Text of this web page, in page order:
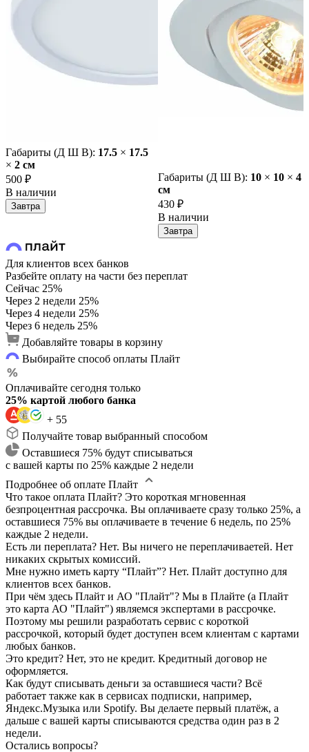
Габариты (Д Ш В): 17.5 × 17.5
× 2 cм
500 ₽
В наличии
Завтра
Габариты (Д Ш В): 10 × 10 × 4
cм
430 ₽
В наличии
Завтра
Для клиентов всех банков
Разбейте оплату на части без переплат
Сейчас 25%
Через 2 недели 25%
Через 4 недели 25%
Через 6 недель 25%
Добавляйте товары в корзину
Выбирайте способ оплаты Плайт
Оплачивайте сегодня только
25% картой любого банка
+ 55
Получайте товар выбранный способом
Оставшиеся 75% будут списываться
с вашей карты по 25% каждые 2 недели
Подробнее об оплате Плайт
Что такое оплата Плайт? Это короткая мгновенная
безпроцентная рассрочка. Вы оплачиваете сразу только 25%, а
оставшиеся 75% вы оплачиваете в течение 6 недель, по 25%
каждые 2 недели.
Есть ли переплата? Нет. Вы ничего не переплачиваетей. Нет
никаких скрытых комиссий.
Мне нужно иметь карту “Плайт”? Нет. Плайт доступно для
клиентов всех банков.
При чём здесь Плайт и АО "Плайт"? Мы в Плайте (а Плайт
это карта АО "Плайт") являемся экспертами в рассрочке.
Поэтому мы решили разработать сервис с короткой
рассрочкой, который будет доступен всем клиентам с картами
любых банков.
Это кредит? Нет, это не кредит. Кредитный договор не
оформляется.
Как будут списывать деньги за оставшиеся части? Всё
работает также как в сервисах подписки, например,
Яндекс.Музыка или Spotify. Вы делаете первый платёж, а
дальше с вашей карты списываются средства один раз в 2
недели.
Остались вопросы?